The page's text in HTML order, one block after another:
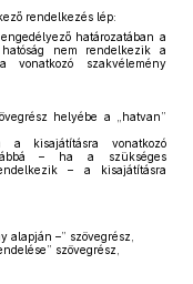
rendelkezés lép:
határozatában a
nem rendelkezik a
vonatkozó szakvélemény
helyébe a „hatvan”
a kisajátításra vonatkozó
– ha a szükséges
– a kisajátításra
alapján –” szövegrész,
szövegrész,